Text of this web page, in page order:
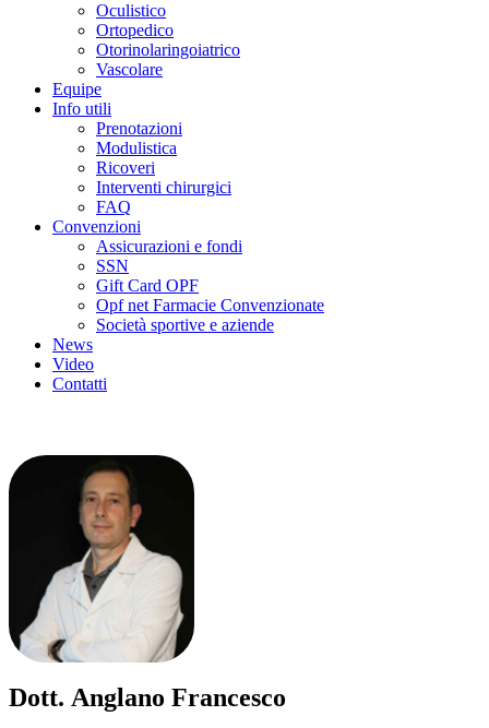
Oculistico
Ortopedico
Otorinolaringoiatrico
Vascolare
Equipe
Info utili
Prenotazioni
Modulistica
Ricoveri
Interventi chirurgici
FAQ
Convenzioni
Assicurazioni e fondi
SSN
Gift Card OPF
Opf net Farmacie Convenzionate
Società sportive e aziende
News
Video
Contatti
Dott. Anglano Francesco